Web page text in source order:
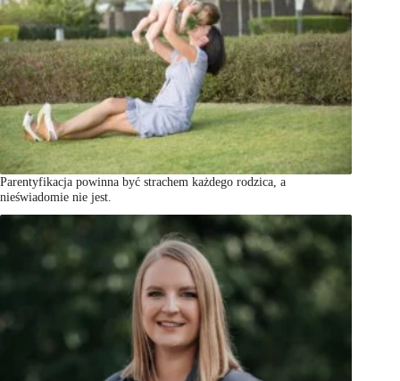
Parentyfikacja powinna być strachem każdego rodzica, a
nieświadomie nie jest.